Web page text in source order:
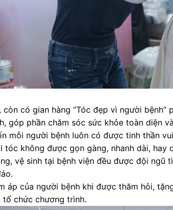
có gian hàng “Tóc đẹp vì người
góp phần chăm sóc sức khỏe toàn diện
mỗi người bệnh luôn có được tinh thần
tóc không được gọn gàng, nhanh dài,
vệ sinh tại bệnh viện đều được đội ngũ
áp của người bệnh khi được thăm hỏi,
tổ chức chương trình.